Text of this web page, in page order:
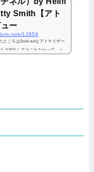
Smith【アト
ー
12658
ところはSold outなアトマイザー
ま紹介しておこかなーって。へ